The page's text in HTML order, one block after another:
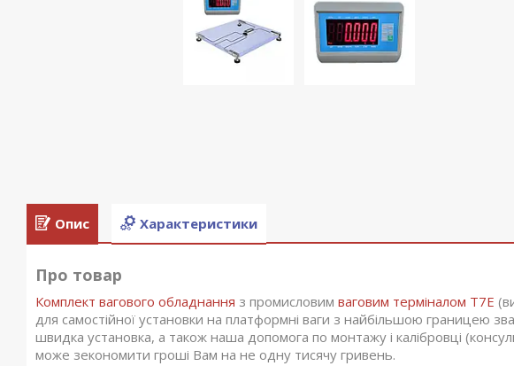
Опис Характеристики
Про товар
Комплект вагового обладнання з промисловим ваговим терміналом T7E
для самостійної установки на платформні ваги з найбільшою границею
швидка установка, а також наша допомога по монтажу і калібровці
може зекономити гроші Вам на не одну тисячу гривень.